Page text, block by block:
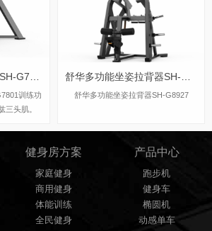
训练功
三头肌​。
舒华多功能坐姿拉背器SH-G8927
健身房方案
家庭健身
商用健身
体能训练
全民健身
产品中心
跑步机
健身车
椭圆机
动感单车